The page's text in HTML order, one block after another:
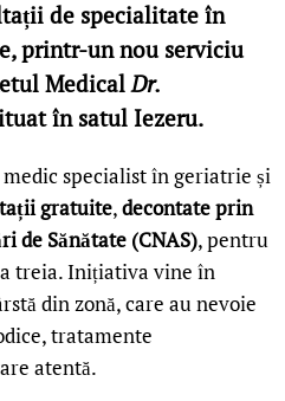
de specialitate în
printr-un nou serviciu
MedicalDr.
în satul Iezeru.
medic specialist în geriatrie și
gratuite,decontate prin
de Sănătate (CNAS), pentru
treia. Inițiativa vine în
din zonă, care au nevoie
tratamente
atentă.